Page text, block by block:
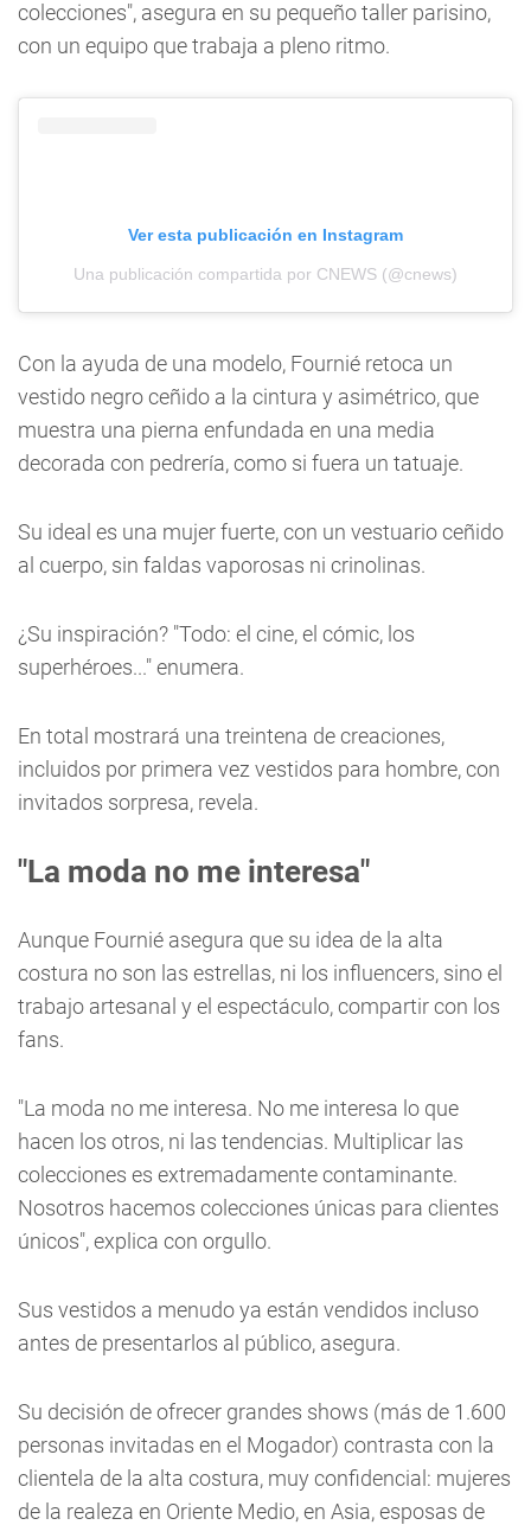
colecciones", asegura en su pequeño taller parisino,
con un equipo que trabaja a pleno ritmo.
Ver esta publicación en Instagram
Una publicación compartida por CNEWS (@cnews)
Con la ayuda de una modelo, Fournié retoca un
vestido negro ceñido a la cintura y asimétrico, que
muestra una pierna enfundada en una media
decorada con pedrería, como si fuera un tatuaje.
Su ideal es una mujer fuerte, con un vestuario ceñido
al cuerpo, sin faldas vaporosas ni crinolinas.
¿Su inspiración? "Todo: el cine, el cómic, los
superhéroes..." enumera.
En total mostrará una treintena de creaciones,
incluidos por primera vez vestidos para hombre, con
invitados sorpresa, revela.
"La moda no me interesa"
Aunque Fournié asegura que su idea de la alta
costura no son las estrellas, ni los influencers, sino el
trabajo artesanal y el espectáculo, compartir con los
fans.
"La moda no me interesa. No me interesa lo que
hacen los otros, ni las tendencias. Multiplicar las
colecciones es extremadamente contaminante.
Nosotros hacemos colecciones únicas para clientes
únicos", explica con orgullo.
Sus vestidos a menudo ya están vendidos incluso
antes de presentarlos al público, asegura.
Su decisión de ofrecer grandes shows (más de 1.600
personas invitadas en el Mogador) contrasta con la
clientela de la alta costura, muy confidencial: mujeres
de la realeza en Oriente Medio, en Asia, esposas de